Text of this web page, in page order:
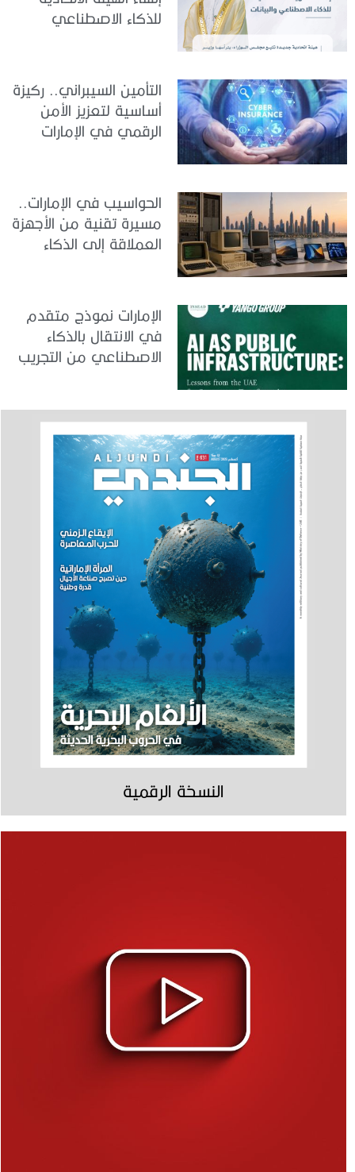
للذكاء الاصطناعي
التأمين السيبراني.. ركيزة
أساسية لتعزيز الأمن
الرقمي في الإمارات
الحواسيب في الإمارات..
مسيرة تقنية من الأجهزة
العملاقة إلى الذكاء
الإمارات نموذج متقدم
في الانتقال بالذكاء
الاصطناعي من التجريب
النسخة الرقمية